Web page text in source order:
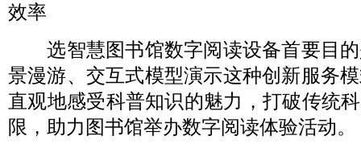
效率
选智慧图书馆数字阅读设备首要目的
景漫游、交互式模型演示这种创新服务
直观地感受科普知识的魅力，打破传统
限，助力图书馆举办数字阅读体验活动。